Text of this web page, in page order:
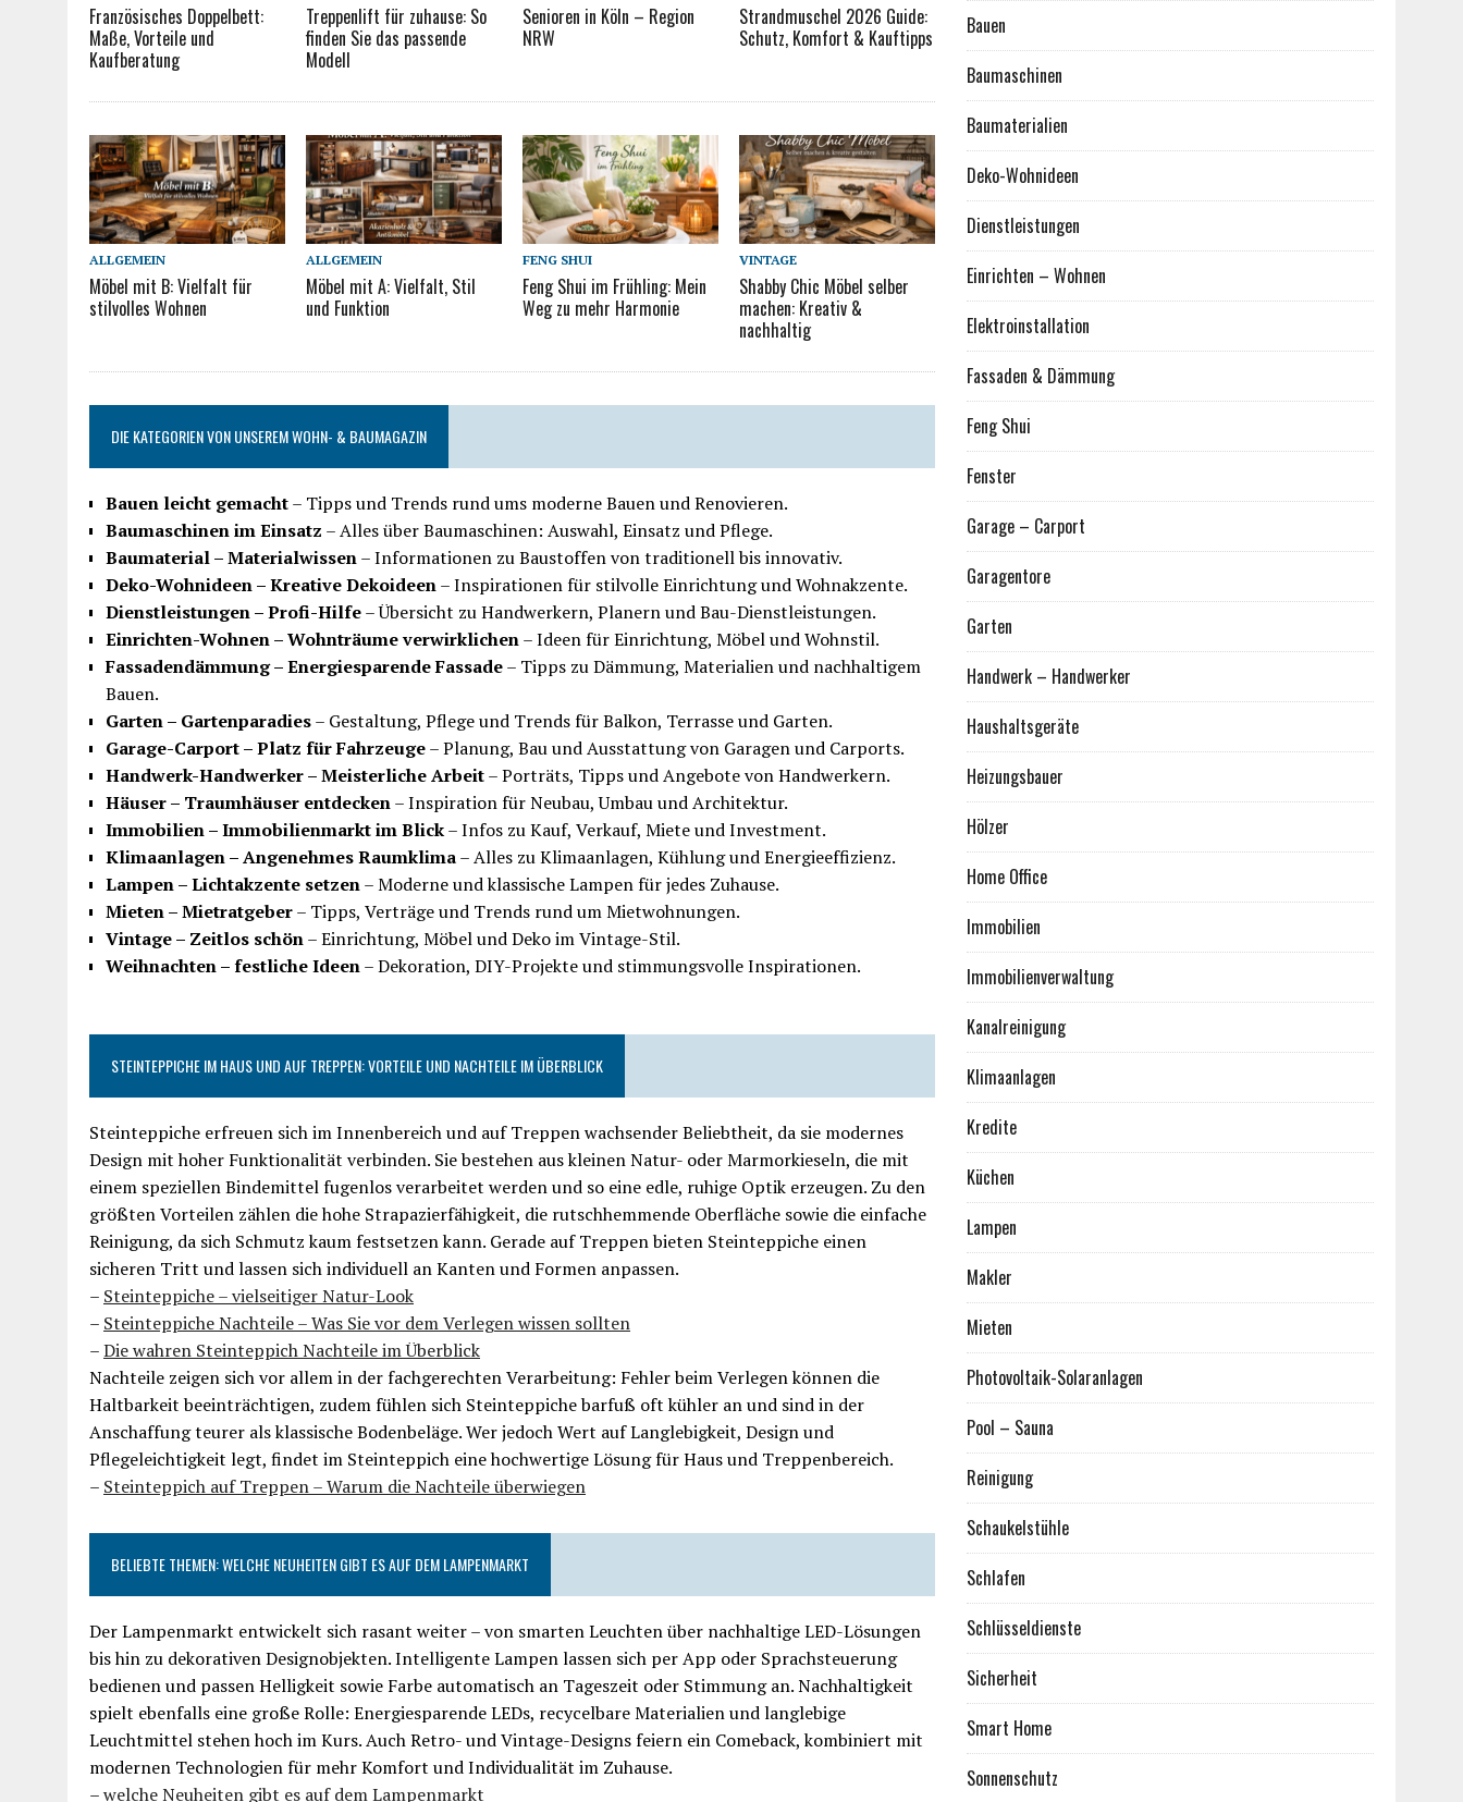
Französisches Doppelbett:
Maße, Vorteile und
Kaufberatung
Treppenlift für zuhause: So
finden Sie das passende
Modell
Senioren in Köln – Region
NRW
Strandmuschel 2026 Guide:
Schutz, Komfort & Kauftipps
ALLGEMEIN
Möbel mit B: Vielfalt für
stilvolles Wohnen
ALLGEMEIN
Möbel mit A: Vielfalt, Stil
und Funktion
FENG SHUI
Feng Shui im Frühling: Mein
Weg zu mehr Harmonie
VINTAGE
Shabby Chic Möbel selber
machen: Kreativ &
nachhaltig
DIE KATEGORIEN VON UNSEREM WOHN- & BAUMAGAZIN
Bauen leicht gemacht– Tipps und Trends rund ums moderne Bauen und Renovieren.
Baumaschinen im Einsatz – Alles über Baumaschinen: Auswahl, Einsatz und Pflege.
Baumaterial – Materialwissen– Informationen zu Baustoffen von traditionell bis innovativ.
Deko-Wohnideen – Kreative Dekoideen– Inspirationen für stilvolle Einrichtung und Wohnakzente.
Dienstleistungen – Profi-Hilfe– Übersicht zu Handwerkern, Planern und Bau-Dienstleistungen.
Einrichten-Wohnen – Wohnträume verwirklichen– Ideen für Einrichtung, Möbel und Wohnstil.
Fassadendämmung – Energiesparende Fassade– Tipps zu Dämmung, Materialien und nachhaltigem
Bauen.
Garten – Gartenparadies– Gestaltung, Pflege und Trends für Balkon, Terrasse und Garten.
Garage-Carport – Platz für Fahrzeuge– Planung, Bau und Ausstattung von Garagen und Carports.
Handwerk-Handwerker – Meisterliche Arbeit– Porträts, Tipps und Angebote von Handwerkern.
Häuser – Traumhäuser entdecken– Inspiration für Neubau, Umbau und Architektur.
Immobilien – Immobilienmarkt im Blick– Infos zu Kauf, Verkauf, Miete und Investment.
Klimaanlagen – Angenehmes Raumklima– Alles zu Klimaanlagen, Kühlung und Energieeffizienz.
Lampen – Lichtakzente setzen– Moderne und klassische Lampen für jedes Zuhause.
Mieten – Mietratgeber– Tipps, Verträge und Trends rund um Mietwohnungen.
Vintage – Zeitlos schön– Einrichtung, Möbel und Deko im Vintage-Stil.
Weihnachten – festliche Ideen– Dekoration, DIY-Projekte und stimmungsvolle Inspirationen.
STEINTEPPICHE IM HAUS UND AUF TREPPEN: VORTEILE UND NACHTEILE IM ÜBERBLICK
Steinteppiche erfreuen sich im Innenbereich und auf Treppen wachsender Beliebtheit, da sie modernes
Design mit hoher Funktionalität verbinden. Sie bestehen aus kleinen Natur- oder Marmorkieseln, die mit
einem speziellen Bindemittel fugenlos verarbeitet werden und so eine edle, ruhige Optik erzeugen. Zu den
größten Vorteilen zählen die hohe Strapazierfähigkeit, die rutschhemmende Oberfläche sowie die einfache
Reinigung, da sich Schmutz kaum festsetzen kann. Gerade auf Treppen bieten Steinteppiche einen
sicheren Tritt und lassen sich individuell an Kanten und Formen anpassen.
– Steinteppiche – vielseitiger Natur-Look
– Steinteppiche Nachteile – Was Sie vor dem Verlegen wissen sollten
–Die wahren Steinteppich Nachteile im Überblick
Nachteile zeigen sich vor allem in der fachgerechten Verarbeitung: Fehler beim Verlegen können die
Haltbarkeit beeinträchtigen, zudem fühlen sich Steinteppiche barfuß oft kühler an und sind in der
Anschaffung teurer als klassische Bodenbeläge. Wer jedoch Wert auf Langlebigkeit, Design und
Pflegeleichtigkeit legt, findet im Steinteppich eine hochwertige Lösung für Haus und Treppenbereich.
– Steinteppich auf Treppen – Warum die Nachteile überwiegen
BELIEBTE THEMEN: WELCHE NEUHEITEN GIBT ES AUF DEM LAMPENMARKT
Der Lampenmarkt entwickelt sich rasant weiter – von smarten Leuchten über nachhaltige LED-Lösungen
bis hin zu dekorativen Designobjekten. Intelligente Lampen lassen sich per App oder Sprachsteuerung
bedienen und passen Helligkeit sowie Farbe automatisch an Tageszeit oder Stimmung an. Nachhaltigkeit
spielt ebenfalls eine große Rolle: Energiesparende LEDs, recycelbare Materialien und langlebige
Leuchtmittel stehen hoch im Kurs. Auch Retro- und Vintage-Designs feiern ein Comeback, kombiniert mit
modernen Technologien für mehr Komfort und Individualität im Zuhause.
–welche Neuheiten gibt es auf dem Lampenmarkt
Bauen
Baumaschinen
Baumaterialien
Deko-Wohnideen
Dienstleistungen
Einrichten – Wohnen
Elektroinstallation
Fassaden & Dämmung
Feng Shui
Fenster
Garage – Carport
Garagentore
Garten
Handwerk – Handwerker
Haushaltsgeräte
Heizungsbauer
Hölzer
Home Office
Immobilien
Immobilienverwaltung
Kanalreinigung
Klimaanlagen
Kredite
Küchen
Lampen
Makler
Mieten
Photovoltaik-Solaranlagen
Pool – Sauna
Reinigung
Schaukelstühle
Schlafen
Schlüsseldienste
Sicherheit
Smart Home
Sonnenschutz